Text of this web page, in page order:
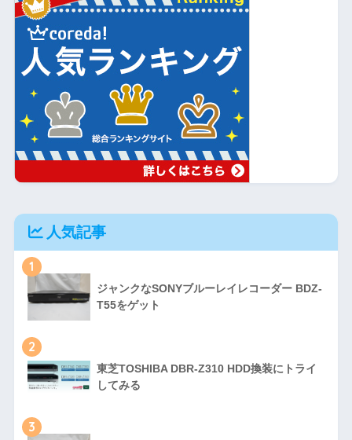
人気記事
1
ジャンクなSONYブルーレイレコーダー BDZ-
T55をゲット
2
東芝TOSHIBA DBR-Z310 HDD換装にトライ
してみる
3